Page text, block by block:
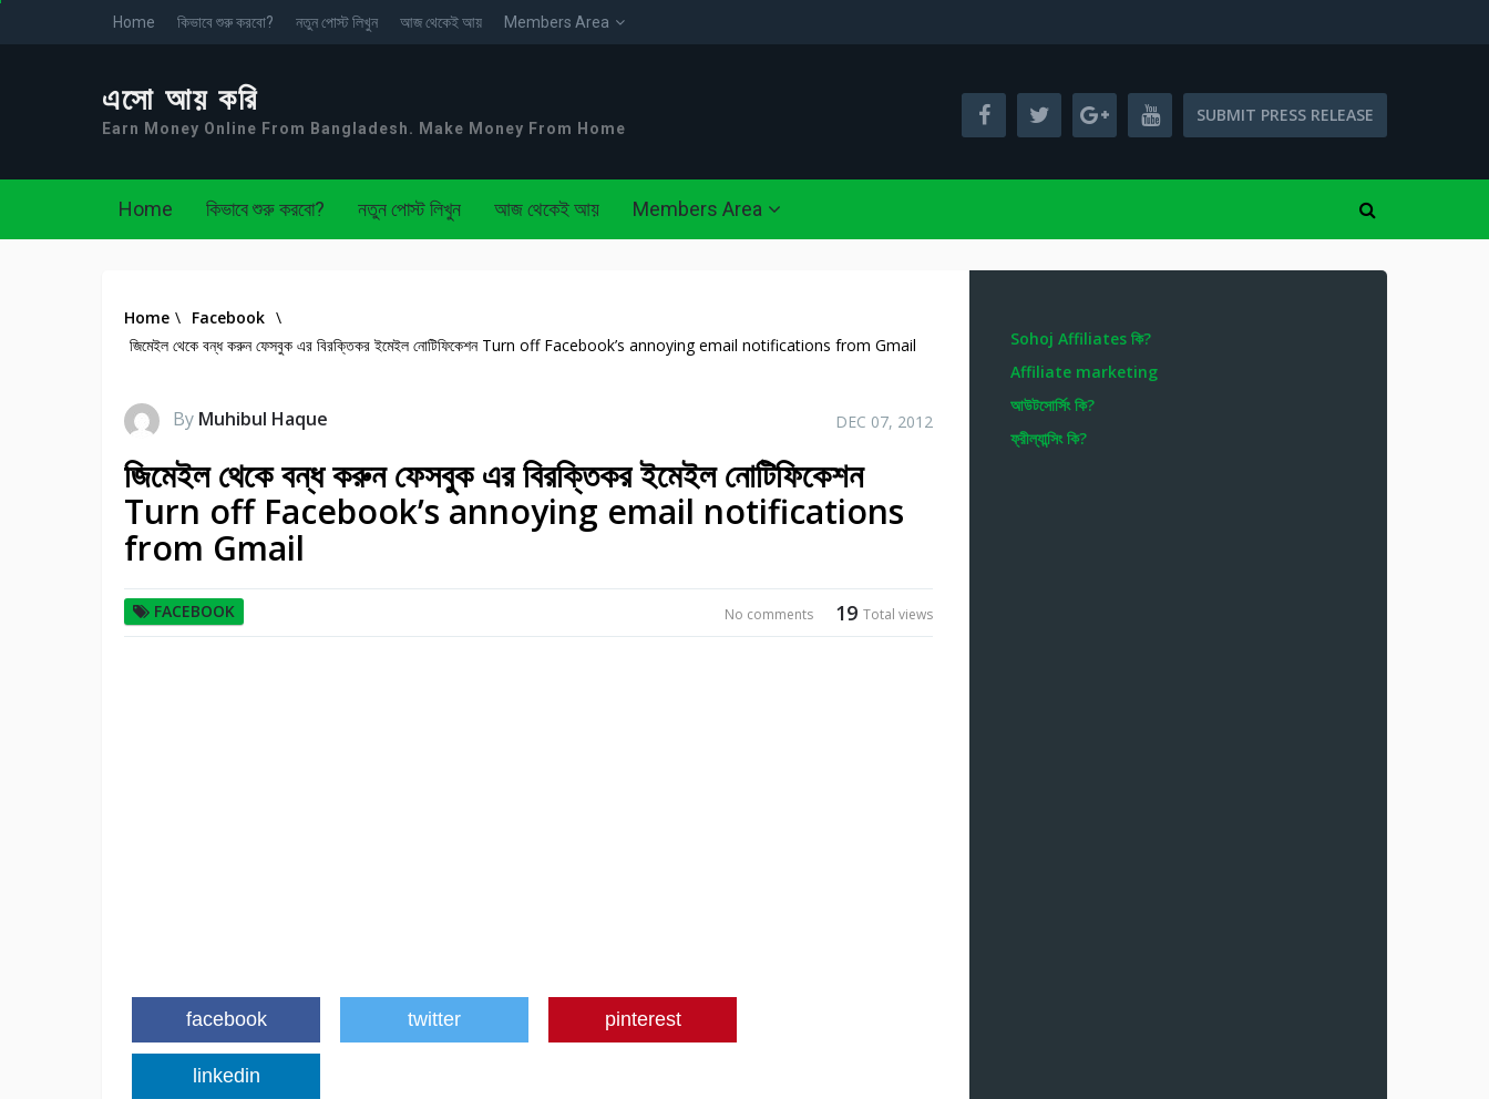
Home কিভাবে শুরু করবো? নতুন পোস্ট লিখুন আজ থেকেই আয় Members Area
এসো আয় করি
Earn Money Online From Bangladesh. Make Money From Home
SUBMIT PRESS RELEASE
Home কিভাবে শুরু করবো? নতুন পোস্ট লিখুন আজ থেকেই আয় Members Area
Home \ Facebook \
জিমেইল থেকে বন্ধ করুন ফেসবুক এর বিরক্তিকর ইমেইল নোটিফিকেশন Turn off Facebook’s annoying email notifications from Gmail
By Muhibul Haque DEC 07, 2012
জিমেইল থেকে বন্ধ করুন ফেসবুক এর বিরক্তিকর ইমেইল নোটিফিকেশন
Turn off Facebook’s annoying email notifications
from Gmail
FACEBOOK 19 Total views
No comments
facebook twitter pinterest
linkedin
Sohoj Affiliates কি?
Affiliate marketing
আউটসোর্সিং কি?
ফ্রীল্যান্সিং কি?